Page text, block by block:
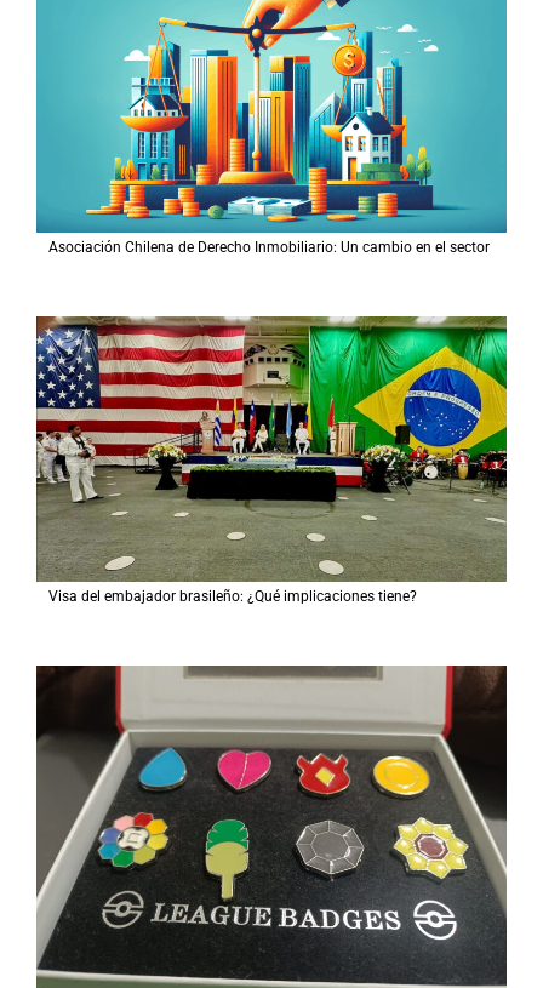
Asociación Chilena de Derecho Inmobiliario: Un cambio en el sector
Visa del embajador brasileño: ¿Qué implicaciones tiene?